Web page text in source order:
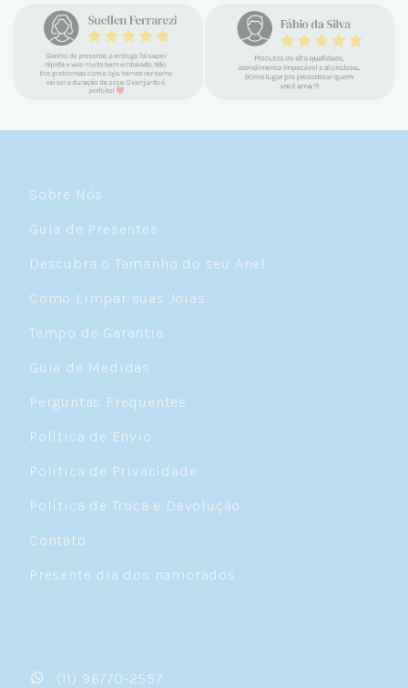
encontrar a Céu. Atendimento
personalizado, verdadeiras jóias prata 925,
mimos e brindes incríveis. Virei cliente fiel
e amo demais as pratas que são lindas, tem
um brilho incrível e preço super justo. Fora
Sobre Nós
Guia de Presentes
Descubra o Tamanho do seu Anel
Como Limpar suas Joias
Tempo de Garantia
Guia de Medidas
Perguntas Frequentes
Política de Envio
Política de Privacidade
Política de Troca e Devolução
Contato
Presente dia dos namorados
(11) 96770-2557